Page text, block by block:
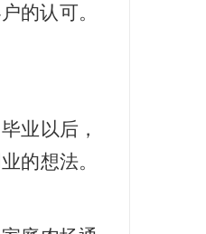
的认可。
业以后，
的想法。